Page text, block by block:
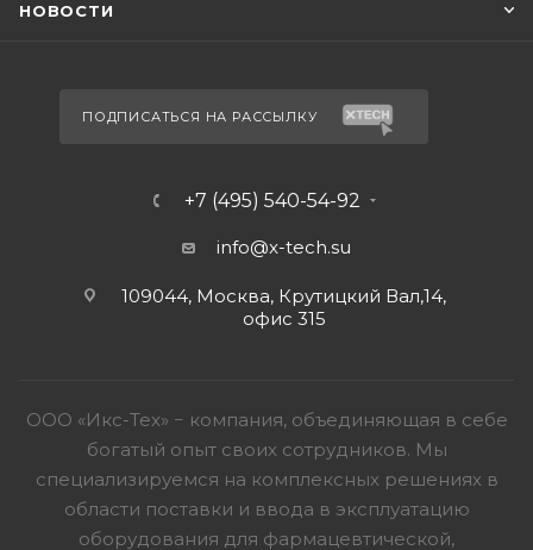
НОВОСТИ
ПОДПИСАТЬСЯ НА РАССЫЛКУ
+7 (495) 540-54-92
info@x-tech.su
109044, Москва, Крутицкий Вал,14,
офис 315
ООО «Икс-Тех» − компания, объединяющая в себе
богатый опыт своих сотрудников. Мы
специализируемся на комплексных решениях в
области поставки и ввода в эксплуатацию
оборудования для фармацевтической,